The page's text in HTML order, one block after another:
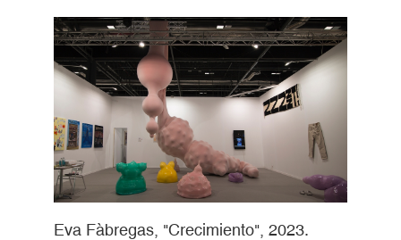
Eva Fàbregas, "Crecimiento", 2023.